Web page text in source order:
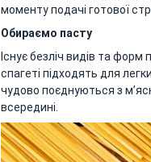
моменту подачі готової
Обираємо пасту
Існує безліч видів та форм
спагеті підходять для
чудово поєднуються з
всередині.